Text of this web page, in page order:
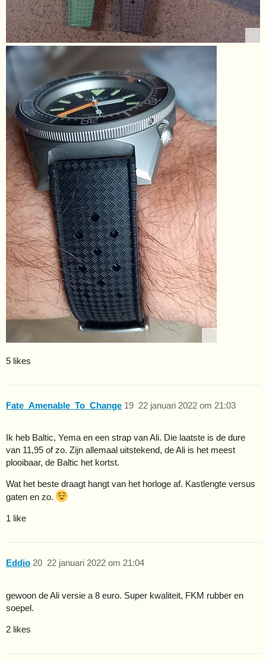
5 likes
Fate_Amenable_To_Change 22 januari 2022 om 21:03
19
Ik heb Baltic, Yema en een strap van Ali. Die laatste is de dure
van 11,95 of zo. Zijn allemaal uitstekend, de Ali is het meest
plooibaar, de Baltic het kortst.
Wat het beste draagt hangt van het horloge af. Kastlengte versus
gaten en zo.
1 like
Eddio 22 januari 2022 om 21:04
20
gewoon de Ali versie a 8 euro. Super kwaliteit, FKM rubber en
soepel.
2 likes